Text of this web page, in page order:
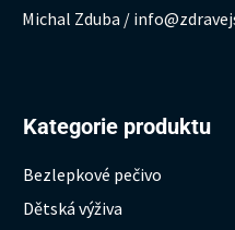
Michal Zduba /
Kategorie produktu
Bezlepkové pečivo
Dětská výživa